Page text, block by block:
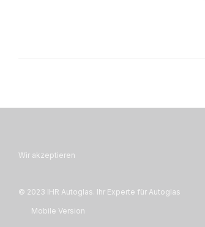
Wir akzeptieren
© 2023 IHR Autoglas. Ihr Experte für Autoglas
Mobile Version